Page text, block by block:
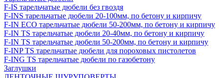
F-IS тарельчатые дюбели без гвоздя
F-INS тарельчатые дюбели 20-100мм, по бетону и кирпичу
F-IN ECO тарельчатые дюбели 50-200мм, по бетону и кирпичу
F-IN TS тарельчатые дюбели 20-40мм, по бетону и кирпичу
F-IN TS тарельчатые дюбели 50-200мм, по бетону и кирпичу
F-INP TS тарельчатые дюбели для пороховых пистолетов
F-ING TS тарельчатые дюбели по газобетону
Заглушки